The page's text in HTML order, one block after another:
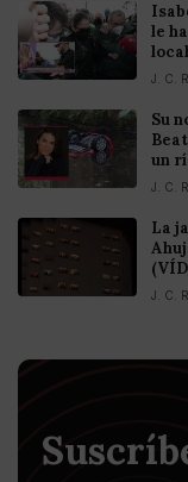
le
J. C.
Su
un
J. C.
La
J. C.